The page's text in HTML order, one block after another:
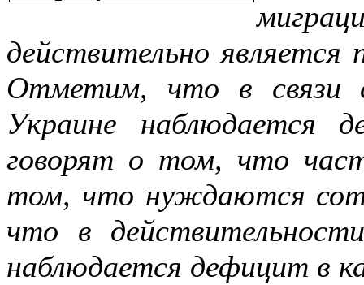
действительно
Отметим, что в связи
Украине наблюдается
говорят о том, что
том, что нуждаются
что в
наблюдается дефицит в